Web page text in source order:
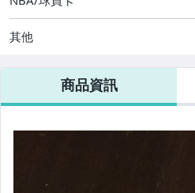
其他
商品資訊